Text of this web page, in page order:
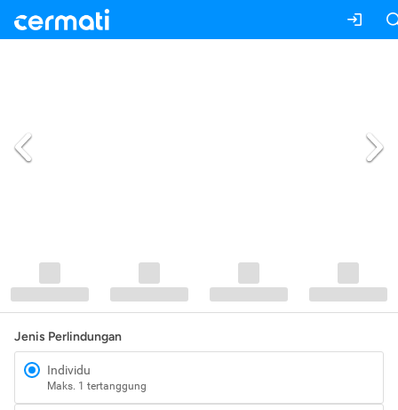
Jenis Perlindungan
Individu
Maks. 1 tertanggung